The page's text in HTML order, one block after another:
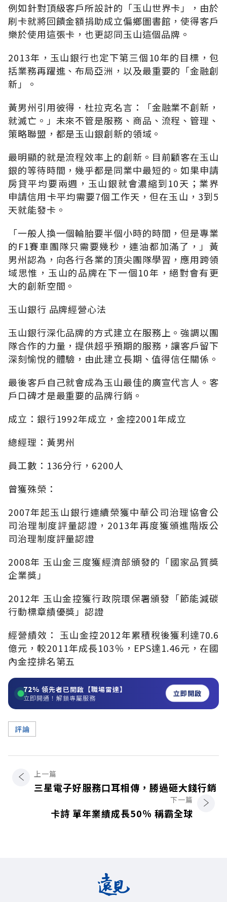
例如針對頂級客戶所設計的「玉山世界卡」，由於
刷卡就將回饋金額捐助成立偏鄉圖書館，使得客戶
樂於使用這張卡，也更認同玉山這個品牌。
2013年，玉山銀行也定下第三個10年的目標，包
括業務再躍進、布局亞洲，以及最重要的「金融創
新」。
黃男州引用彼得．杜拉克名言：「金融業不創新，
就滅亡。」未來不管是服務、商品、流程、管理、
策略聯盟，都是玉山銀創新的領域。
最明顯的就是流程效率上的創新。目前顧客在玉山
銀的等待時間，幾乎都是同業中最短的。如果申請
房貸平均要兩週，玉山銀就會濃縮到10天；業界
申請信用卡平均需要7個工作天，但在玉山，3到5
天就能發卡。
「一般人換一個輪胎要半個小時的時間，但是專業
的F1賽車團隊只需要幾秒，連油都加滿了，」黃
男州認為，向各行各業的頂尖團隊學習，應用跨領
域思惟，玉山的品牌在下一個10年，絕對會有更
大的創新空間。
玉山銀行 品牌經營心法
玉山銀行深化品牌的方式建立在服務上。強調以團
隊合作的力量，提供超乎預期的服務，讓客戶留下
深刻愉悅的體驗，由此建立長期、值得信任關係。
最後客戶自己就會成為玉山最佳的廣宣代言人。客
戶口碑才是最重要的品牌行銷。
成立：銀行1992年成立，金控2001年成立
總經理：黃男州
員工數：136分行，6200人
曾獲殊榮：
2007年起玉山銀行連續榮獲中華公司治理協會公
司治理制度評量認證，2013年再度獲頒進階版公
司治理制度評量認證
2008年 玉山金三度獲經濟部頒發的「國家品質獎
企業獎」
2012年 玉山金控獲行政院環保署頒發「節能減碳
行動標章績優獎」認證
經營績效： 玉山金控2012年累積稅後獲利達70.6
億元，較2011年成長103％，EPS達1.46元，在國
內金控排名第五
72% 領先者已開啟【職場雷達】
立即開通！解鎖專屬服務 立即開啟
評論
上一篇
三星電子好服務口耳相傳，勝過砸大錢行銷
下一篇
卡詩 單年業績成長50％ 稱霸全球